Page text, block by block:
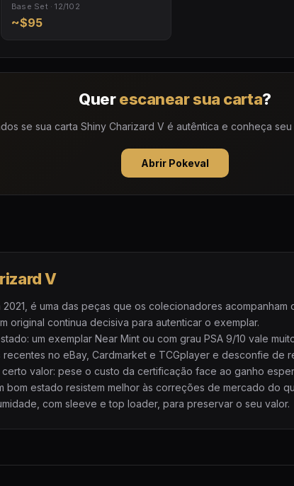
Base Set · 12/102
~$95
Querescanear sua carta?
se sua carta Shiny Charizard V é autêntica e conheça
Abrir Pokeval
V
é uma das peças que os colecionadores
original continua decisiva para autenticar o exemplar.
um exemplar Near Mint ou com grau PSA 9/10 vale
no eBay, Cardmarket e TCGplayer e desconfie de
valor: pese o custo da certificação face ao ganho
bom estado resistem melhor às correções de mercado do
com sleeve e top loader, para preservar o seu valor.